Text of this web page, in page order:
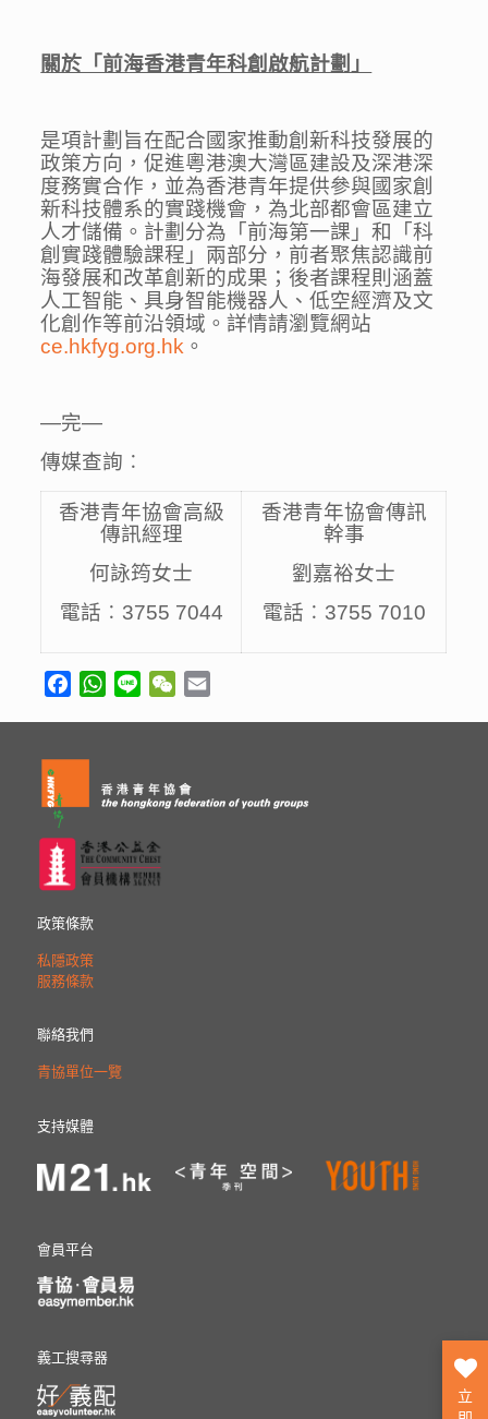
關於「前海香港青年科創啟航計劃」
是項計劃旨在配合國家推動創新科技發展的
政策方向，促進粵港澳大灣區建設及深港深
度務實合作，並為香港青年提供參與國家創
新科技體系的實踐機會，為北部都會區建立
人才儲備。計劃分為「前海第一課」和「科
創實踐體驗課程」兩部分，前者聚焦認識前
海發展和改革創新的成果；後者課程則涵蓋
人工智能、具身智能機器人、低空經濟及文
化創作等前沿領域。詳情請瀏覽網站
ce.hkfyg.org.hk 。
—完—
傳媒查詢︰
香港青年協會高級
傳訊經理
何詠筠女士
電話︰3755 7044
香港青年協會傳訊
幹事
劉嘉裕女士
電話︰3755 7010
FacebookWhatsApp
Line WeChat
政策條款
私隱政策
服務條款
聯絡我們
青協單位一覽
支持媒體
會員平台
義工搜尋器
立